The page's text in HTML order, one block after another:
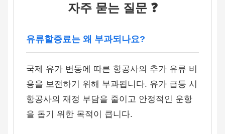
자주 묻는 질문 ❓
유류할증료는 왜 부과되나요?
국제 유가 변동에 따른 항공사의 추가 유류 비
용을 보전하기 위해 부과됩니다. 유가 급등 시
항공사의 재정 부담을 줄이고 안정적인 운항
을 돕기 위한 목적이 큽니다.